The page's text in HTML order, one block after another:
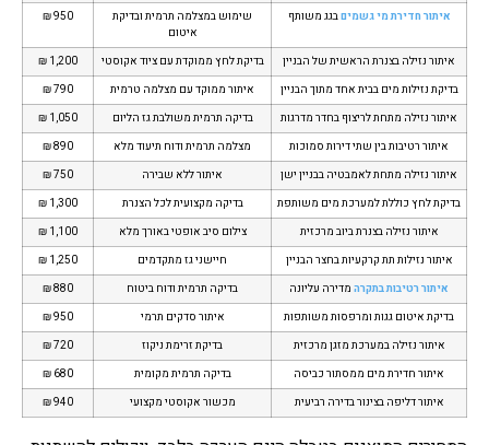
איתור חדירת מי גשמיםבגג משותף
שימוש במצלמה תרמית ובדיקת
איטום
איתור נזילה בצנרת הראשית של הבניין בדיקת לחץ ממוקדת עם ציוד אקוסטי
1,200 ₪
בדיקת נזילות מים בבית אחד מתוך הבניין
איתור ממוקד עם מצלמה טרמית
איתור נזילה מתחת לריצוף בחדר מדרגות
בדיקה תרמית משולבת גז הליום
1,050 ₪
איתור רטיבות בין שתי דירות סמוכות
מצלמה תרמית ודוח תיעוד מלא
איתור נזילה מתחת לאמבטיה בבניין ישן
איתור ללא שבירה
בדיקת לחץ כוללת למערכת מים משותפת
בדיקה מקצועית לכל הצנרת
1,300 ₪
איתור נזילה בצנרת ביוב מרכזית
צילום סיב אופטי באורך מלא
1,100 ₪
איתור נזילות תת קרקעיות בחצר הבניין
חיישני גז מתקדמים
1,250 ₪
איתור רטיבות בתקרהמדירה עליונה בדיקה תרמית ודוח ביטוח
בדיקת איטום גגות ומרפסות משותפות
איתור סדקים תרמי
איתור נזילה במערכת מזגן מרכזית
בדיקת זרימת ניקוז
איתור חדירת מים ממסתור כביסה
בדיקה תרמית מקומית
איתור דליפה בצינור בדירה רביעית
מכשור אקוסטי מקצועי